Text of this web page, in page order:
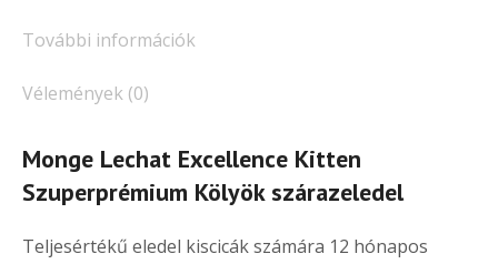
További információk
Vélemények (0)
Monge Lechat Excellence Kitten
Szuperprémium Kölyök szárazeledel
Teljesértékű eledel kiscicák számára 12 hónapos